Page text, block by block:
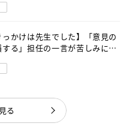
っかけは先生でした】「意見の
する」担任の一言が苦しみに…
る